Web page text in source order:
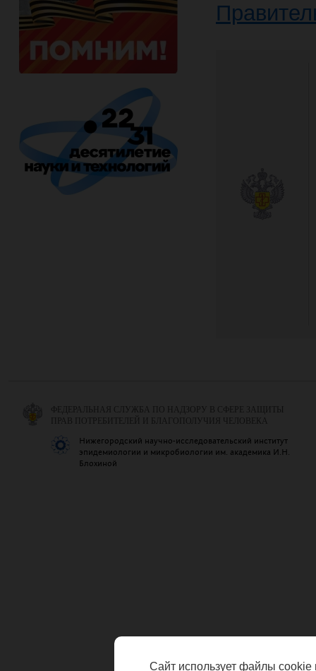
ФЕДЕРАЛЬНАЯ СЛУЖБА ПО НАДЗОРУ В СФЕРЕ ЗАЩИТЫ
ПРАВ ПОТРЕБИТЕЛЕЙ И БЛАГОПОЛУЧИЯ ЧЕЛОВЕКА
Нижегородский научно-исследовательский институт
эпидемиологии и микробиологии им. академика И.Н.
Блохиной
Сайт использует файлы cookie